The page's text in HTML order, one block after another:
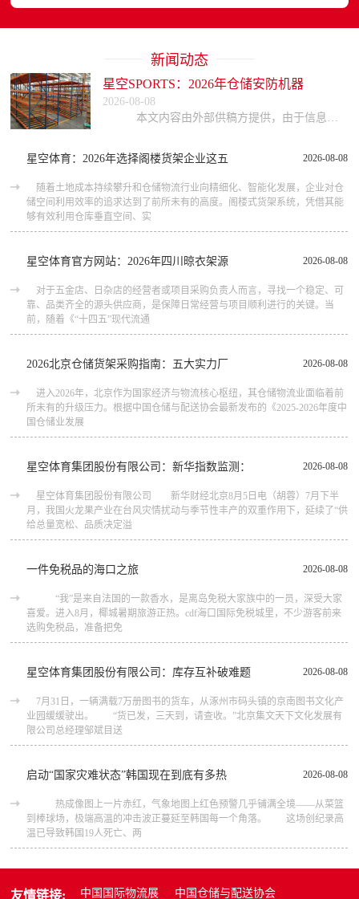
新闻动态
星空SPORTS：2026年仓储安防机器
2026-08-08
2026-08-08
星空体育：2026年选择阁楼货架企业这五
随着土地成本持续攀升和仓储物流行业向精细化、智能化发展，企业对仓
储空间利用效率的追求达到了前所未有的高度。阁楼式货架系统，凭借其能
够有效利用仓库垂直空间、实
2026-08-08
星空体育官方网站：2026年四川晾衣架源
对于五金店、日杂店的经营者或项目采购负责人而言，寻找一个稳定、可
靠、品类齐全的源头供应商，是保障日常经营与项目顺利进行的关键。当
前，随着《“十四五”现代流通
2026-08-08
2026北京仓储货架采购指南：五大实力厂
进入2026年，北京作为国家经济与物流核心枢纽，其仓储物流业面临着前
所未有的升级压力。根据中国仓储与配送协会最新发布的《2025-2026年度中
国仓储业发展
2026-08-08
星空体育集团股份有限公司：新华指数监测：
星空体育集团股份有限公司 新华财经北京8月5日电（胡蓉）7月下半
月，我国火龙果产业在台风灾情扰动与季节性丰产的双重作用下，延续了“供
给总量宽松、品质决定溢
2026-08-08
一件免税品的海口之旅
“我”是来自法国的一款香水，是离岛免税大家族中的一员，深受大家
喜爱。进入8月，椰城暑期旅游正热。cdf海口国际免税城里，不少游客前来
选购免税品，准备把免
2026-08-08
星空体育集团股份有限公司：库存互补破难题
7月31日，一辆满载7万册图书的货车，从涿州市码头镇的京南图书文化产
业园缓缓驶出。 “货已发，三天到，请查收。”北京集文天下文化发展有
限公司总经理邹斌目送
2026-08-08
启动“国家灾难状态”韩国现在到底有多热
热成像图上一片赤红，气象地图上红色预警几乎铺满全境——从菜篮
到棒球场，极端高温的冲击波正蔓延至韩国每一个角落。 这场创纪录高
温已导致韩国19人死亡、两
友情链接: 中国国际物流展 中国仓储与配送协会